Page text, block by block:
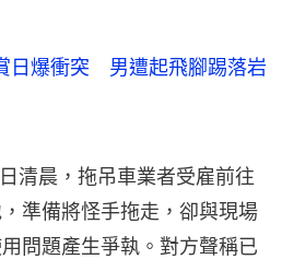
日爆衝突 男遭起飛腳踢落岩
清晨，拖吊車業者受雇前往
準備將怪手拖走，卻與現場
問題產生爭執。對方聲稱已